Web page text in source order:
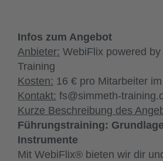
Infos zum Angebot
Anbieter: WebiFlix powered
Training
Kosten: 16 € pro Mitarbeiter
Kontakt: fs@simmeth-
Kurze Beschreibung des
Führungstraining:
Instrumente
Mit WebiFlix® bieten wir dir